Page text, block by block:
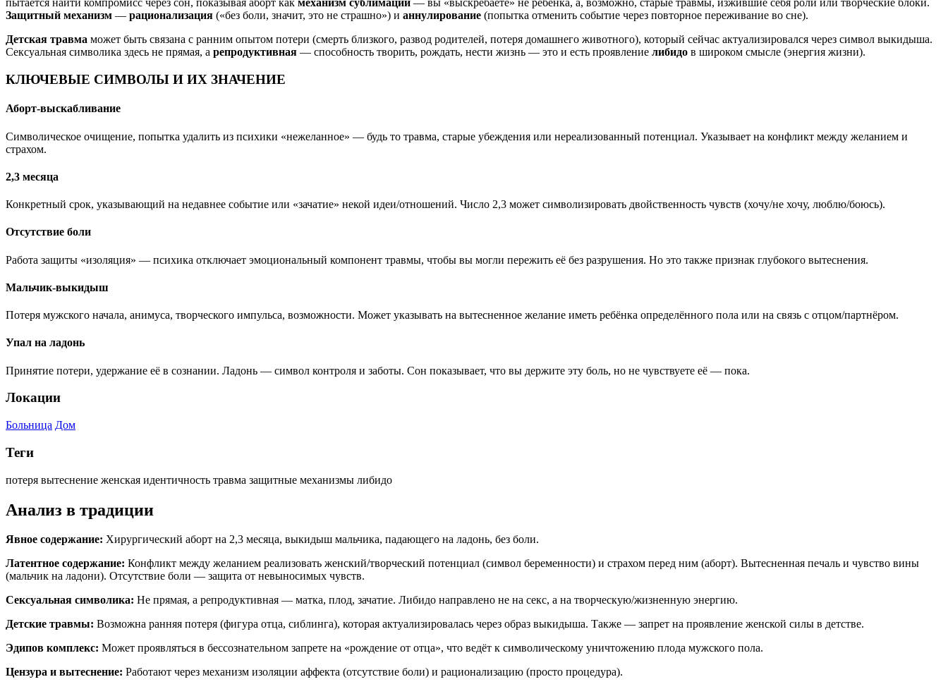
пытается найти компромисс через сон, показывая аборт как механизм сублимации — вы «выскребаете» не ребёнка, а, возможно, старые травмы, изжившие себя роли или творческие блоки.
Защитный механизм — рационализация («без боли, значит, это не страшно») и аннулирование (попытка отменить событие через повторное переживание во сне).
Детская травма может быть связана с ранним опытом потери (смерть близкого, развод родителей, потеря домашнего животного), который сейчас актуализировался через символ выкидыша.
Сексуальная символика здесь не прямая, а репродуктивная — способность творить, рождать, нести жизнь — это и есть проявление либидо в широком смысле (энергия жизни).
КЛЮЧЕВЫЕ СИМВОЛЫ И ИХ ЗНАЧЕНИЕ
Аборт-выскабливание
Символическое очищение, попытка удалить из психики «нежеланное» — будь то травма, старые убеждения или нереализованный потенциал. Указывает на конфликт между желанием и
страхом.
2,3 месяца
Конкретный срок, указывающий на недавнее событие или «зачатие» некой идеи/отношений. Число 2,3 может символизировать двойственность чувств (хочу/не хочу, люблю/боюсь).
Отсутствие боли
Работа защиты «изоляция» — психика отключает эмоциональный компонент травмы, чтобы вы могли пережить её без разрушения. Но это также признак глубокого вытеснения.
Мальчик-выкидыш
Потеря мужского начала, анимуса, творческого импульса, возможности. Может указывать на вытесненное желание иметь ребёнка определённого пола или на связь с отцом/партнёром.
Упал на ладонь
Принятие потери, удержание её в сознании. Ладонь — символ контроля и заботы. Сон показывает, что вы держите эту боль, но не чувствуете её — пока.
Локации
Больница Дом
Теги
потеря вытеснение женская идентичность травма защитные механизмы либидо
Анализ в традиции
Явное содержание: Хирургический аборт на 2,3 месяца, выкидыш мальчика, падающего на ладонь, без боли.
Латентное содержание: Конфликт между желанием реализовать женский/творческий потенциал (символ беременности) и страхом перед ним (аборт). Вытесненная печаль и чувство вины
(мальчик на ладони). Отсутствие боли — защита от невыносимых чувств.
Сексуальная символика: Не прямая, а репродуктивная — матка, плод, зачатие. Либидо направлено не на секс, а на творческую/жизненную энергию.
Детские травмы: Возможна ранняя потеря (фигура отца, сиблинга), которая актуализировалась через образ выкидыша. Также — запрет на проявление женской силы в детстве.
Эдипов комплекс: Может проявляться в бессознательном запрете на «рождение от отца», что ведёт к символическому уничтожению плода мужского пола.
Цензура и вытеснение: Работают через механизм изоляции аффекта (отсутствие боли) и рационализацию (просто процедура).